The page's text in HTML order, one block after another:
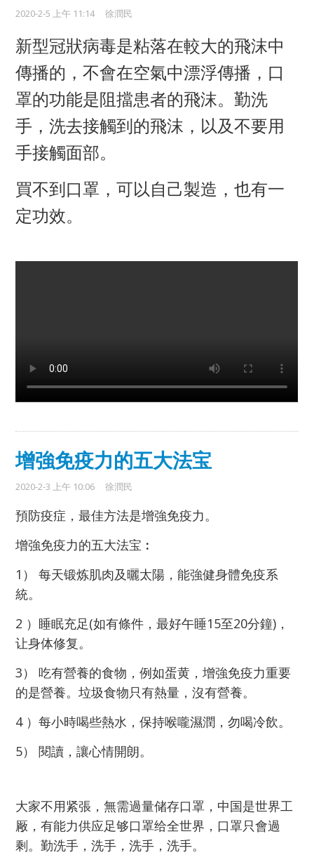
2020-2-5 上午 11:14 徐潤民
新型冠狀病毒是粘落在較大的飛沫中
傳播的，不會在空氣中漂浮傳播，口
罩的功能是阻擋患者的飛沫。勤洗
手，洗去接觸到的飛沫，以及不要用
手接觸面部。
買不到口罩，可以自己製造，也有一
定功效。
增強免疫力的五大法宝
2020-2-3 上午 10:06 徐潤民
預防疫症，最佳方法是增強免疫力。
增強免疫力的五大法宝︰
1） 每天锻炼肌肉及曬太陽，能強健身體免疫系
統。
2 ）睡眠充足(如有條件，最好午睡15至20分鐘)，
让身体修复。
3） 吃有營養的食物，例如蛋黄，增強免疫力重要
的是營養。垃圾食物只有熱量，沒有營養。
4 ）每小時喝些熱水，保持喉嚨濕潤，勿喝冷飲。
5） 閱讀，讓心情開朗。
大家不用紧張，無需過量储存口罩，中国是世界工
厰，有能力供应足够口罩给全世界，口罩只會過
剩。勤洗手，洗手，洗手，洗手。